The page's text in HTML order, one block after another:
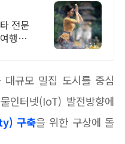
전문
행후
대규모 밀집 도시를 중심
인터넷(IoT) 발전방향에
구축을 위한 구상에 돌